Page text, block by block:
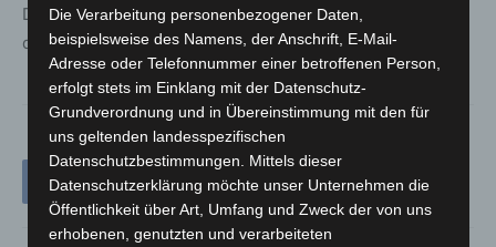
Dank an die Anwohner, die sehr kooperativ und zügig
den Evakuierungsradius verlassen haben.“
Die Verarbeitung personenbezogener Daten,
beispielsweise des Namens, der Anschrift, E-Mail-
Adresse oder Telefonnummer einer betroffenen Person,
erfolgt stets im Einklang mit der Datenschutz-
Grundverordnung und in Übereinstimmung mit den für
uns geltenden landesspezifischen
Datenschutzbestimmungen. Mittels dieser
Datenschutzerklärung möchte unser Unternehmen die
Öffentlichkeit über Art, Umfang und Zweck der von uns
erhobenen, genutzten und verarbeiteten